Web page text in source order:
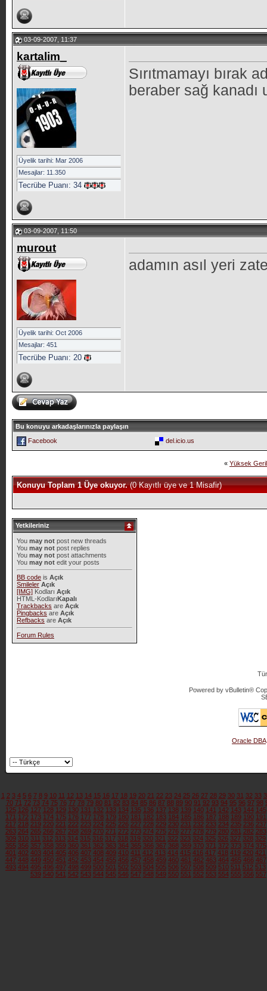
03-09-2007, 11:37
kartalim_
Üyelik tarihi: Mar 2006
Mesajlar: 11.350
Tecrübe Puanı: 34
Sırıtmamayı bırak
beraber sağ kanadı
03-09-2007, 11:50
murout
Üyelik tarihi: Oct 2006
Mesajlar: 451
Tecrübe Puanı: 20
adamın asıl yeri
Bu konuyu arkadaşlarınızla paylaşın
Facebook
del.icio.us
« Yüksek
Konuyu Toplam 1 Üye okuyor.(0 Kayıtlı üye ve 1 Misafir)
Yetkileriniz
You may notpost new threads
You may notpost replies
You may notpost attachments
You may notedit your posts
BB codeis Açık
Smileler Açık
[IMG]Kodları Açık
HTML-KodlarıKapalı
Trackbacks are Açık
Pingbacks are Açık
Refbacks are Açık
Forum Rules
Powered by vBulletin®
Oracle DBA
1 2 3 4 5 6 7 8 9 10 11 12 13 14 15 16 17 18 19 20 21 22 23 24 25 26 27 28 29 30 31 32 33
70 71 72 73 74 75 76 77 78 79 80 81 82 83 84 85 86 87 88 89 90 91 92 93 94 95 96 97 98
125 126 127 128 129 130 131 132 133 134 135 136 137 138 139 140 141 142 143 144 145
171 172 173 174 175 176 177 178 179 180 181 182 183 184 185 186 187 188 189 190 191
217 218 219 220 221 222 223 224 225 226 227 228 229 230 231 232 233 234 235 236 237
263 264 265 266 267 268 269 270 271 272 273 274 275 276 277 278 279 280 281 282 283
309 310 311 312 313 314 315 316 317 318 319 320 321 322 323 324 325 326 327 328 329
355 356 357 358 359 360 361 362 363 364 365 366 367 368 369 370 371 372 373 374 375
401 402 403 404 405 406 407 408 409 410 411 412 413 414 415 416 417 418 419 420 421
447 448 449 450 451 452 453 454 455 456 457 458 459 460 461 462 463 464 465 466 467
493 494 495 496 497 498 499 500 501 502 503 504 505 506 507 508 509 510 511 512 513
539 540 541 542 543 544 545 546 547 548 549 550 551 552 553 554 555 556 557